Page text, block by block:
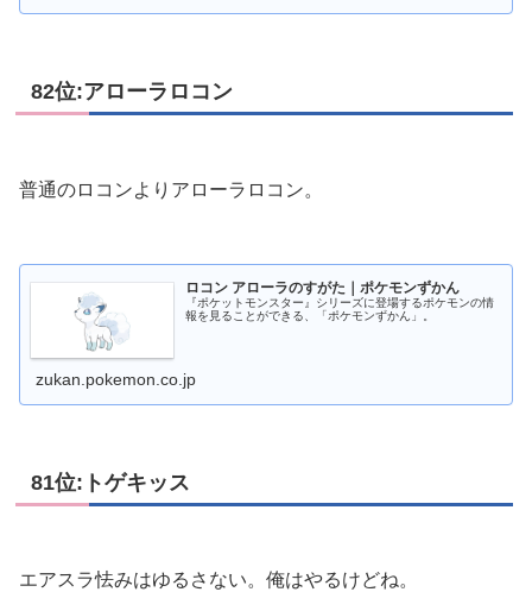
82位:アローラロコン
普通のロコンよりアローラロコン。
ロコン アローラのすがた｜ポケモンずかん
『ポケットモンスター』シリーズに登場するポケモンの情
報を見ることができる、「ポケモンずかん」。
zukan.pokemon.co.jp
81位:トゲキッス
エアスラ怯みはゆるさない。俺はやるけどね。